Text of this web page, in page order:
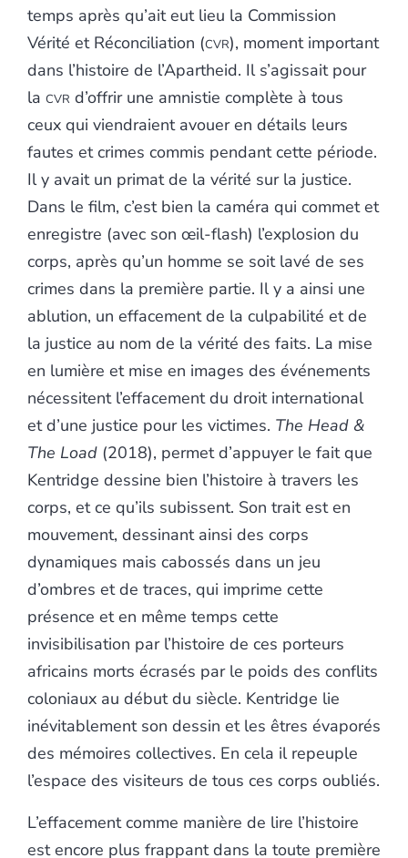
temps après qu’ait eut lieu la Commission
Vérité et Réconciliation (cvr), moment important
dans l’histoire de l’Apartheid. Il s’agissait pour
la cvr d’offrir une amnistie complète à tous
ceux qui viendraient avouer en détails leurs
fautes et crimes commis pendant cette période.
Il y avait un primat de la vérité sur la justice.
Dans le film, c’est bien la caméra qui commet et
enregistre (avec son œil-flash) l’explosion du
corps, après qu’un homme se soit lavé de ses
crimes dans la première partie. Il y a ainsi une
ablution, un effacement de la culpabilité et de
la justice au nom de la vérité des faits. La mise
en lumière et mise en images des événements
nécessitent l’effacement du droit international
et d’une justice pour les victimes. The Head &
The Load (2018), permet d’appuyer le fait que
Kentridge dessine bien l’histoire à travers les
corps, et ce qu’ils subissent. Son trait est en
mouvement, dessinant ainsi des corps
dynamiques mais cabossés dans un jeu
d’ombres et de traces, qui imprime cette
présence et en même temps cette
invisibilisation par l’histoire de ces porteurs
africains morts écrasés par le poids des conflits
coloniaux au début du siècle. Kentridge lie
inévitablement son dessin et les êtres évaporés
des mémoires collectives. En cela il repeuple
l’espace des visiteurs de tous ces corps oubliés.
L’effacement comme manière de lire l’histoire
est encore plus frappant dans la toute première